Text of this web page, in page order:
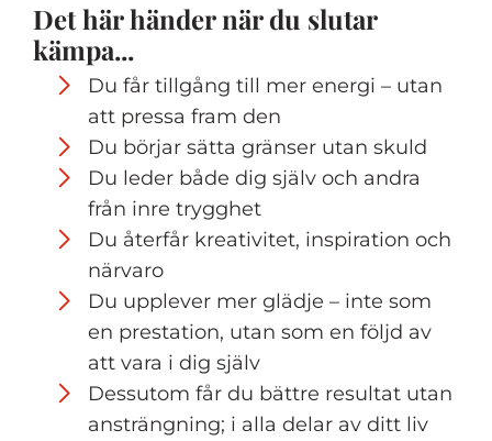
Det här händer när du slutar
kämpa...
Du får tillgång till mer energi – utan
att pressa fram den
Du börjar sätta gränser utan skuld
Du leder både dig själv och andra
från inre trygghet
Du återfår kreativitet, inspiration och
närvaro
Du upplever mer glädje – inte som
en prestation, utan som en följd av
att vara i dig själv
Dessutom får du bättre resultat utan
ansträngning; i alla delar av ditt liv